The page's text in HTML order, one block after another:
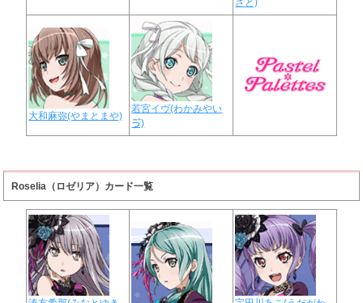
大和麻弥(やまとまや)
若宮イヴ(わかみやい
ゔ)
Roselia（ロゼリア）カード一覧